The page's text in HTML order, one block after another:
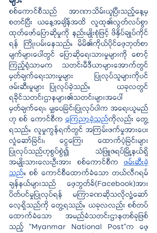
စစ်ကောင်စီသည် အာဏာသိမ်းယူပြီးသည့်နေ့မှ
စတင်ပြီး ယနေ့အချိန်အထိ လူထု၏လွတ်လပ်စွာ
ထုတ်ဖော်ပြောဆိုမှုကို နည်းမျိုးစုံဖြင့် ဖိနှိပ်ချုပ်ကိုင်
ရန် ကြိုးပမ်းနေသည်။ မိမိ၏ကိုယ်ပိုင်ဖေ့ဘုတ်စာ
မျက်များပေါ်တွင် ပြောဆိုရေးသားမှုများကို စောင့်
ကြည့်ရုံသာမက သတင်းမီဒီယာများအောက်တွင်
မှတ်ချက်ရေးသားမှုများ ပြုလုပ်သူများကိုပင်
ဖမ်းဆီးမှုများ ပြုလုပ်ခဲ့သည်။ 	ယခုလတွင်
ရခိုင်သတင်းဌာနများ၏သတင်းများအပေါ်
မှတ်ချက်ရေး၊ မျှဝေခြင်းပြုလုပ်ပါက အရေးယူမည်
ဟု စစ် ကောင်စီက ကြေညာခဲ့သည်ကိုလည်း တွေ့
ရသည်။ လူမှုကွန်ရက်တွင် အကြမ်းဖက်မှုအားပေး
လှုံဆော်ခြင်း၊ ငွေကြေး ထောက်ပံ့ခြင်းများ
ပြုလုပ်သည်ဟုစွပ်စွဲ၍ သံဖြူဇရပ်မြို့နယ်ရှိ
အမျိုးသားလေးဦးအား စစ်ကောင်စီက ဖမ်းဆီးခဲ့
သည်။ စစ် ကောင်စီထောက်ခံသော တယ်လီဂရမ်
ချန်နယ်များသည် ဖေ့ဘွတ်ခ်(Facebook)အား
ပိတ်ပင်မှုပြုလုပ်ရန် မကြာခဏဆိုသလိုလှုံ့ဆော်
လေ့ရှိသည်ကို တွေ့ရသည်။ ယခုလလည်း စစ်တပ်
ထောက်ခံသော အမည်ခံသတင်းဌာနတစ်ခုဖြစ်
သည့် “Myanmar National Post”က ဖေ့